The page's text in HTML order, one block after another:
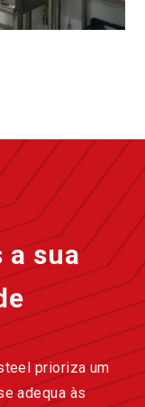
a sua
prioriza um
adequa às